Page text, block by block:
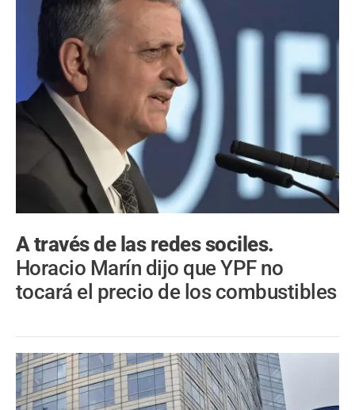
A través de las redes sociles.
Horacio Marín dijo que YPF no
tocará el precio de los combustibles